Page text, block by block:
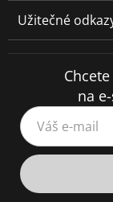
Užitečné
na
Váš e-mail